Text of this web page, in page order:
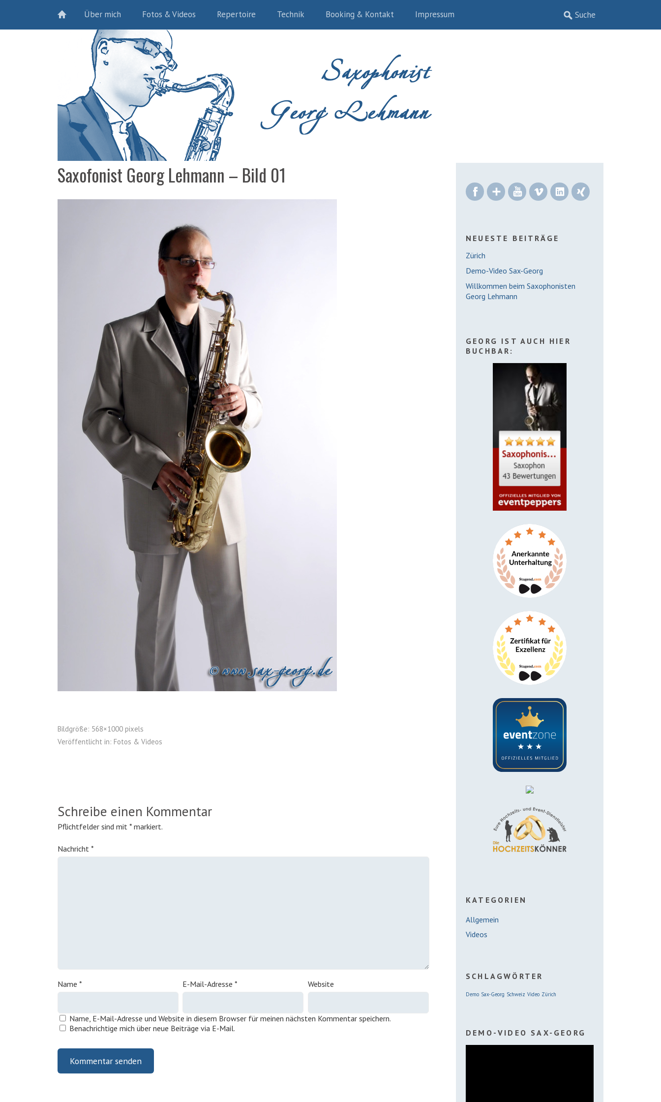
Über mich Fotos & Videos Repertoire Technik Booking & Kontakt Impressum
Saxofonist Georg Lehmann – Bild 01
Bildgröße: 568×1000 pixels
Veröffentlicht in: Fotos & Videos
Schreibe einen Kommentar
Pflichtfelder sind mit * markiert.
Nachricht *
Name * E-Mail-Adresse* Website
Name, E-Mail-Adresse und Website in diesem Browser für meinen nächsten Kommentar speichern.
Benachrichtige mich über neue Beiträge via E-Mail.
FacebookGoogle+YouTubeVimeo LinkedIn
NEUESTE BEITRÄGE
Zürich
Demo-Video Sax-Georg
Willkommen beim Saxophonisten
Georg Lehmann
GEORG IST AUCH HIER
BUCHBAR:
KATEGORIEN
Allgemein
Videos
SCHLAGWÖRTER
Demo Sax-Georg Schweiz Video Zürich
DEMO-VIDEO SAX-GEORG